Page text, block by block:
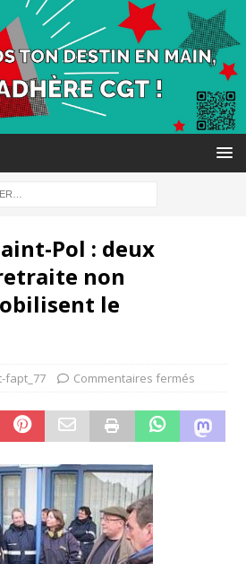
Pol : deux
non
le
fapt_77 Commentaires fermés